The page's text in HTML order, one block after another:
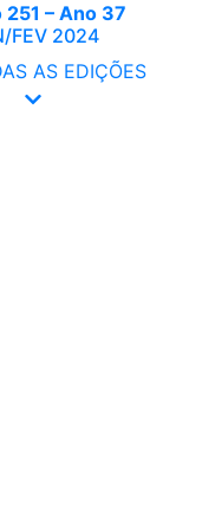
251 – Ano 37
FEV 2024
AS EDIÇÕES